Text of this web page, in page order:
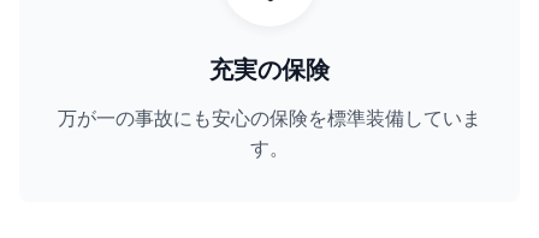
充実の保険
万が一の事故にも安心の保険を標準装備していま
す。